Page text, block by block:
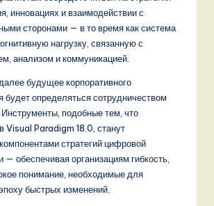
инновациях и взаимодействии с
сторонами — в то время как система
нагрузку, связанную с
анализом и коммуникацией.
будущее корпоративного
будет определяться сотрудничеством
подобные тем, что
Visual Paradigm 18.0, станут
стратегий цифровой
обеспечивая организациям гибкость,
понимание, необходимые для
быстрых изменений.